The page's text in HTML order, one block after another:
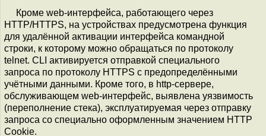
Кроме web-интерфейса, работающего через
HTTP/HTTPS, на устройствах предусмотрена функция
для удалённой активации интерфейса командной
строки, к которому можно обращаться по протоколу
telnet. CLI активируется отправкой специального
запроса по протоколу HTTPS с предопределёнными
учётными данными. Кроме того, в http-сервере,
обслуживающем web-интерфейс, выявлена уязвимость
(переполнение стека), эксплуатируемая через отправку
запроса со специально оформленным значением HTTP
Cookie.